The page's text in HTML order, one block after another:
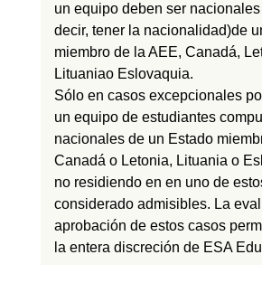
un equipo deben ser nacionales
decir, tener la nacionalidad)de
miembro de la AEE, Canadá,
Lituaniao Eslovaquia.
Sólo en casos excepcionales
un equipo de estudiantes
nacionales de un Estado
Canadá o Letonia, Lituania o
no residiendo en en uno de
considerado admisibles. La
aprobación de estos casos
la entera discreción de ESA